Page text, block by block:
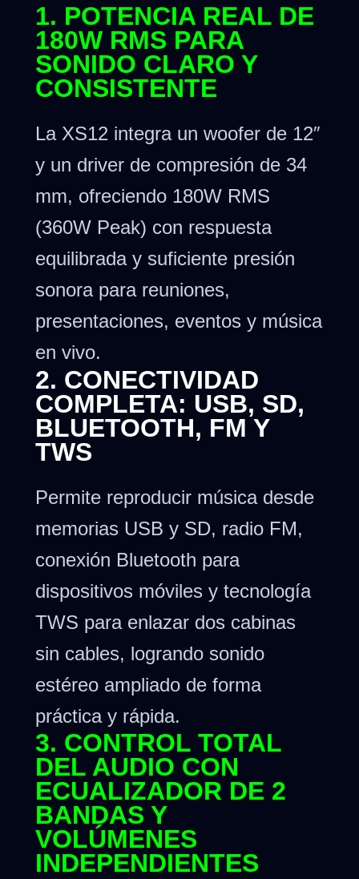
1. POTENCIA REAL DE
180W RMS PARA
SONIDO CLARO Y
CONSISTENTE
La XS12 integra un woofer de 12″
y un driver de compresión de 34
mm, ofreciendo 180W RMS
(360W Peak) con respuesta
equilibrada y suficiente presión
sonora para reuniones,
presentaciones, eventos y música
en vivo.
2. CONECTIVIDAD
COMPLETA: USB, SD,
BLUETOOTH, FM Y
TWS
Permite reproducir música desde
memorias USB y SD, radio FM,
conexión Bluetooth para
dispositivos móviles y tecnología
TWS para enlazar dos cabinas
sin cables, logrando sonido
estéreo ampliado de forma
práctica y rápida.
3. CONTROL TOTAL
DEL AUDIO CON
ECUALIZADOR DE 2
BANDAS Y
VOLÚMENES
INDEPENDIENTES